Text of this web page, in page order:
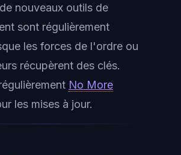
nouveaux outils de
sont régulièrement
les forces de l'ordre ou
récupèrent des clés.
No More
les mises à jour.